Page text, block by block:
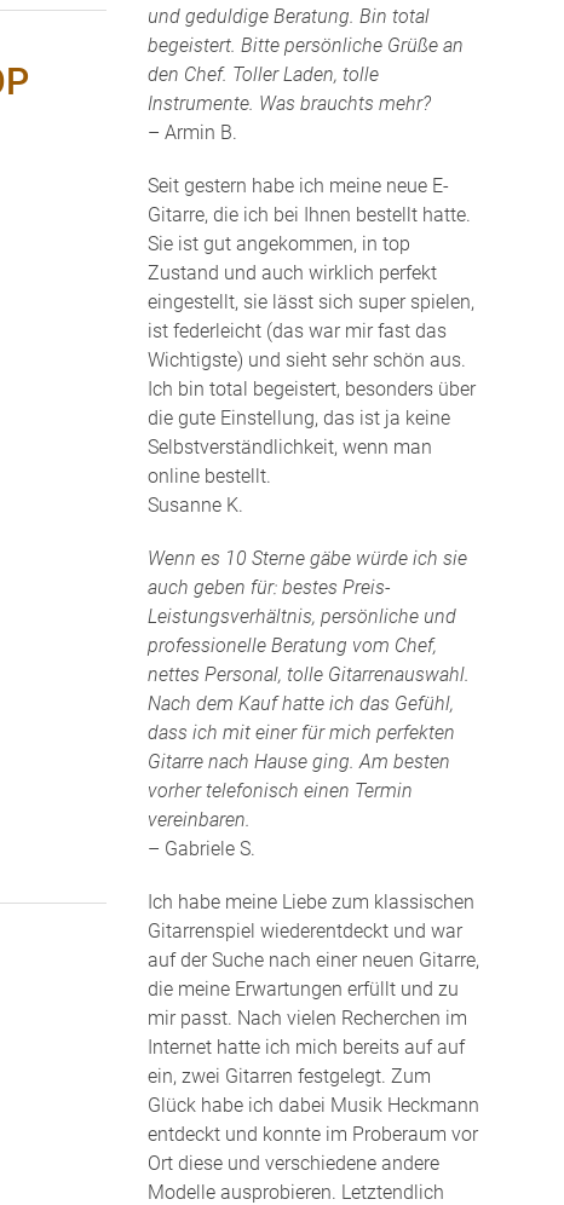
und geduldige Beratung. Bin total
begeistert. Bitte persönliche Grüße an
den Chef. Toller Laden, tolle
Instrumente. Was brauchts mehr?
– Armin B.
Seit gestern habe ich meine neue E-
Gitarre, die ich bei Ihnen bestellt hatte.
Sie ist gut angekommen, in top
Zustand und auch wirklich perfekt
eingestellt, sie lässt sich super spielen,
ist federleicht (das war mir fast das
Wichtigste) und sieht sehr schön aus.
Ich bin total begeistert, besonders über
die gute Einstellung, das ist ja keine
Selbstverständlichkeit, wenn man
online bestellt.
Susanne K.
Wenn es 10 Sterne gäbe würde ich sie
auch geben für: bestes Preis-
Leistungsverhältnis, persönliche und
professionelle Beratung vom Chef,
nettes Personal, tolle Gitarrenauswahl.
Nach dem Kauf hatte ich das Gefühl,
dass ich mit einer für mich perfekten
Gitarre nach Hause ging. Am besten
vorher telefonisch einen Termin
vereinbaren.
– Gabriele S.
Ich habe meine Liebe zum klassischen
Gitarrenspiel wiederentdeckt und war
auf der Suche nach einer neuen Gitarre,
die meine Erwartungen erfüllt und zu
mir passt. Nach vielen Recherchen im
Internet hatte ich mich bereits auf auf
ein, zwei Gitarren festgelegt. Zum
Glück habe ich dabei Musik Heckmann
entdeckt und konnte im Proberaum vor
Ort diese und verschiedene andere
Modelle ausprobieren. Letztendlich